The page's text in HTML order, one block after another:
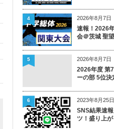
2026年8月7日
速報！2026
会＠茨城 聖
4
2026年8月7日
2026年度 第
ーの部 5位決
5
2023年8月25日
SNS結果速
ツ！盛り上
6